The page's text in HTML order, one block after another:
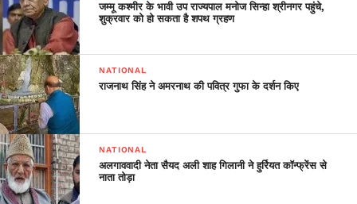
जम्मू कश्मीर के भावी उप राज्यपाल मनोज सिन्हा श्रीनगर पहुंचे,
शुक्रवार को हो सकता है शपथ ग्रहण
NATIONAL
राजनाथ सिंह ने अमरनाथ की पवित्र गुफा के दर्शन किए
NATIONAL
अलगाववादी नेता सैयद अली शाह गिलानी ने हुर्रियत कॉन्फ्रेंस से
नाता तोड़ा